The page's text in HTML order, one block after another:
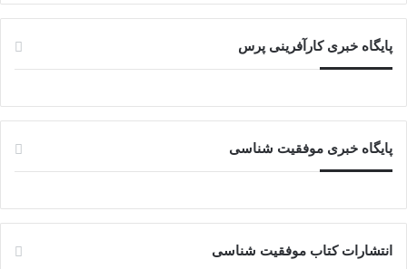
پایگاه خبری کارآفرینی پرس
پایگاه خبری موفقیت شناسی
انتشارات کتاب موفقیت شناسی